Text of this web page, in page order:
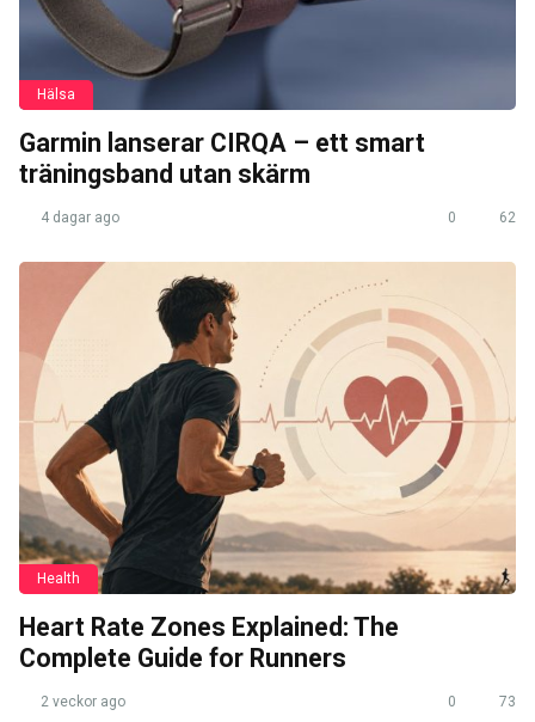
Hälsa
Garmin lanserar CIRQA – ett smart
träningsband utan skärm
4 dagar ago 0 62
Health
Heart Rate Zones Explained: The
Complete Guide for Runners
2 veckor ago 0 73